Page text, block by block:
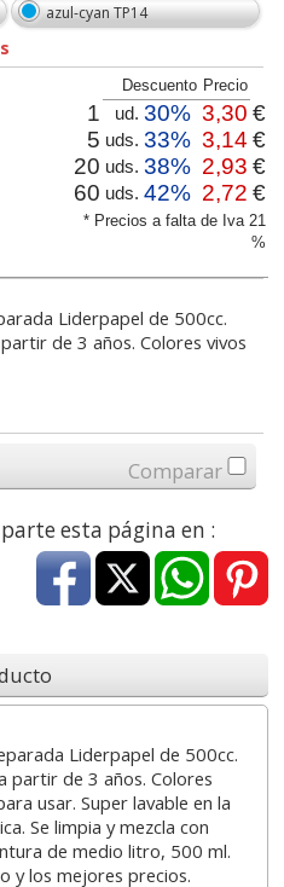
azul-cyan TP14
* Precios a falta de Iva 21
%
Descuento Precio
1 ud. 30% 3,30 €
5 uds. 33% 3,14 €
20 uds. 38% 2,93 €
60 uds. 42% 2,72 €
Liderpapel de 500cc.
de 3 años. Colores vivos
Comparar
esta página en :
Liderpapel de 500cc.
partir de 3 años. Colores
usar. Super lavable en la
Se limpia y mezcla con
de medio litro, 500 ml.
y los mejores precios.